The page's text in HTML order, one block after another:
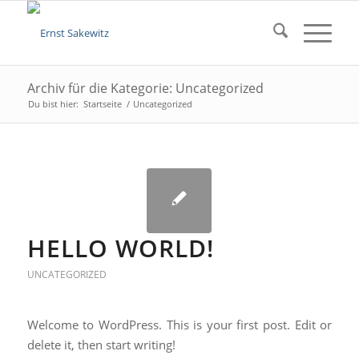
Archiv für die Kategorie: Uncategorized
Du bist hier: Startseite / Uncategorized
HELLO WORLD!
UNCATEGORIZED
Welcome to WordPress. This is your first post. Edit or
delete it, then start writing!